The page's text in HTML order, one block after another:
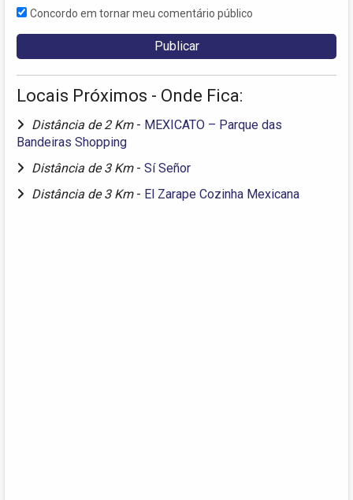
Concordo em tornar meu comentário público
Locais Próximos - Onde Fica:
Distância de 2 Km - MEXICATO – Parque das
Bandeiras Shopping
Distância de 3 Km - Sí Señor
Distância de 3 Km - El Zarape Cozinha Mexicana